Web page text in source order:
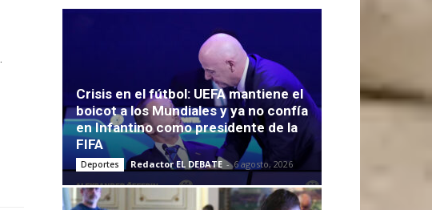
Crisis en el fútbol: UEFA mantiene el
boicot a los Mundiales y ya no confía
en Infantino como presidente de la
FIFA
Deportes Redactor EL DEBATE - 6 agosto, 2026